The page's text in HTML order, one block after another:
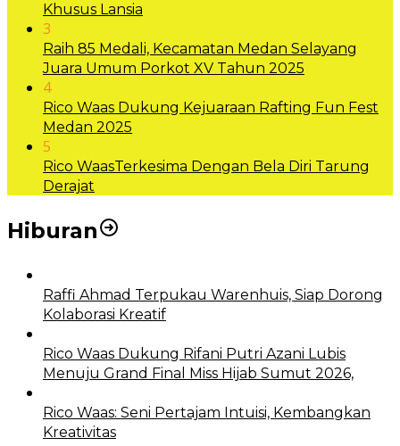
Khusus Lansia
3
Raih 85 Medali, Kecamatan Medan Selayang
Juara Umum Porkot XV Tahun 2025
4
Rico Waas Dukung Kejuaraan Rafting Fun Fest
Medan 2025
5
Rico WaasTerkesima Dengan Bela Diri Tarung
Derajat
Hiburan
Raffi Ahmad Terpukau Warenhuis, Siap Dorong
Kolaborasi Kreatif
Rico Waas Dukung Rifani Putri Azani Lubis
Menuju Grand Final Miss Hijab Sumut 2026,
Rico Waas: Seni Pertajam Intuisi, Kembangkan
Kreativitas